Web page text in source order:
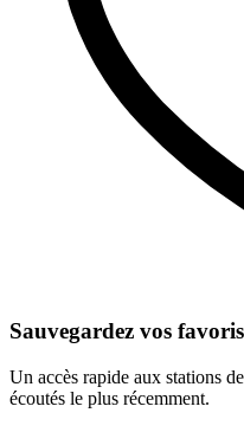
Sauvegardez vos favoris
Un accès rapide aux stations
écoutés le plus récemment.